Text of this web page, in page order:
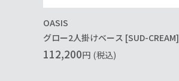
OASIS
グロー2人掛けベース [SUD-CREAM]
112,200円 (税込)